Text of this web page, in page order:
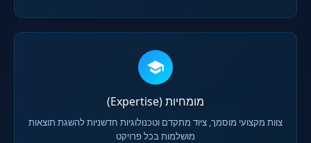
מומחיות (Expertise)
צוות מקצועי מוסמך, ציוד מתקדם וטכנולוגיות חדשניות להשגת תוצאות
מושלמות בכל פרויקט